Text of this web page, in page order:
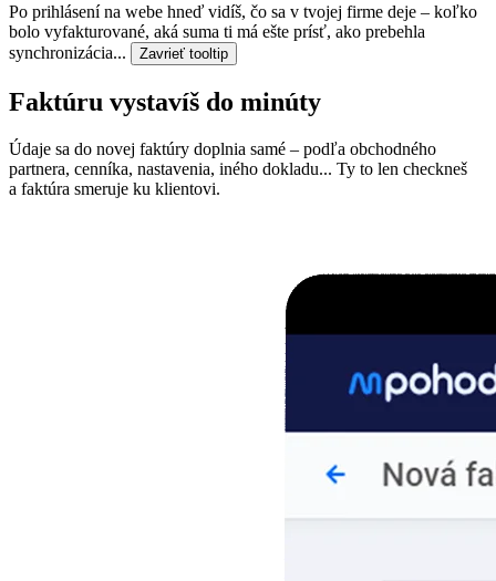
Po prihlásení na webe hneď vidíš, čo sa v tvojej firme deje – koľko
bolo vyfakturované, aká suma ti má ešte prísť, ako prebehla
synchronizácia...
Zavrieť tooltip
Faktúru vystavíš do minúty
Údaje sa do novej faktúry doplnia samé – podľa obchodného
partnera, cenníka, nastavenia, iného dokladu... Ty to len checkneš
a faktúra smeruje ku klientovi.